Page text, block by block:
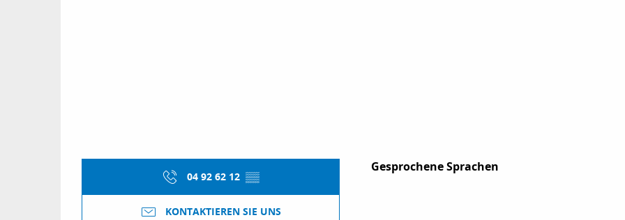
04 92 62 12 ▒▒
KONTAKTIEREN SIE UNS
Gesprochene Sprachen
Gesprochene Sprachen